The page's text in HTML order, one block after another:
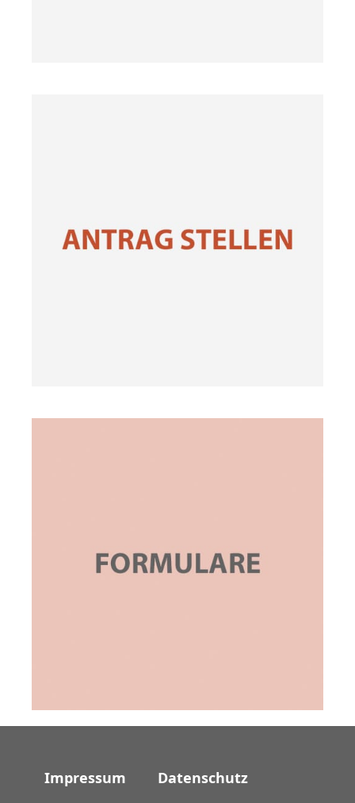
Impressum Datenschutz